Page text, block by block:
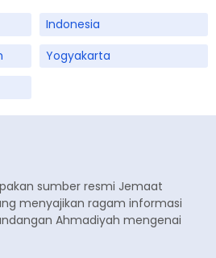
Indonesia
Yogyakarta
sumber resmi Jemaat
menyajikan ragam informasi
Ahmadiyah mengenai